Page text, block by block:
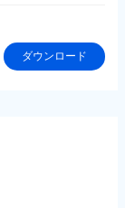
ダウンロード